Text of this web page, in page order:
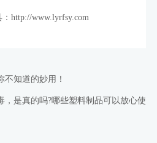
http://www.lyrfsy.com
不知道的妙用！
，是真的吗?哪些塑料制品可以放心使用